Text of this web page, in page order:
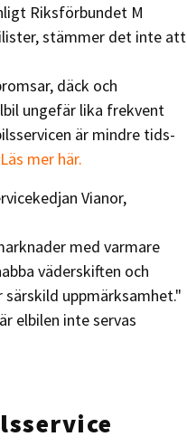
Riksförbundet M
stämmer det inte att
däck och
ungefär lika frekvent
är mindre tids-
Läs mer här.
Vianor,
med varmare
väderskiften och
uppmärksamhet."
elbilen inte servas